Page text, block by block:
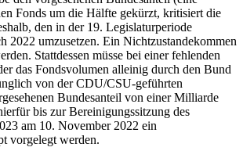
Fonds um die Hälfte gekürzt, kritisiert die
den in der 19. Legislaturperiode
2022 umzusetzen. Ein Nichtzustandekommen
Stattdessen müsse bei einer fehlenden
das Fondsvolumen alleinig durch den Bund
von der CDU/CSU-geführten
Bundesanteil von einer Milliarde
bis zur Bereinigungssitzung des
am 10. November 2022 ein
vorgelegt werden.